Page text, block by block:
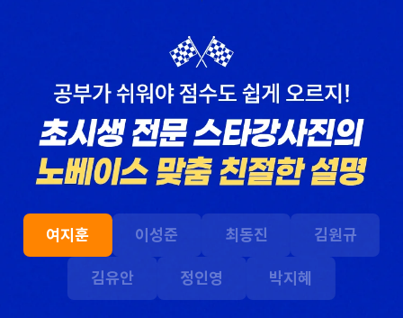
평가사님의
답안작성법으로 이론
고득점을 받아 합격할 수
있었습니다.
합격생 유*국님
본 합격생은 최동진 선생님 강의
해커스 회계학 정윤돈
선생님과 경제학 서호성
선생님의 효율적인 강의
덕분에 동차합격이
가능했다고 생각합니다.
작년 타사 수강해서
떨어졌는데, 해커스의
우수한 강사진 덕분에
이해하기 어려운 부분도
실무 경험을 토대로
설명해 주셔서 실무
여지훈 이성준 최동진 김원규
김유안 정인영 박지혜